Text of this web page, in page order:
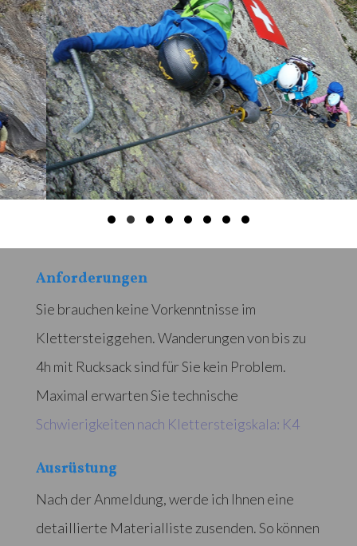
Anforderungen
Sie brauchen keine Vorkenntnisse im
Klettersteiggehen. Wanderungen von bis zu
4h mit Rucksack sind für Sie kein Problem.
Maximal erwarten Sie technische
Schwierigkeiten nach Klettersteigskala: K4
Ausrüstung
Nach der Anmeldung, werde ich Ihnen eine
detaillierte Materialliste zusenden. So können